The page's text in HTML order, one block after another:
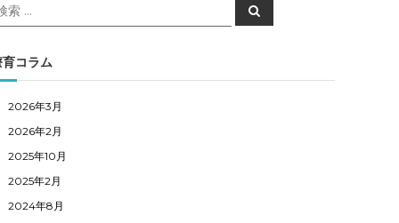
検
索
育コラム
2026年3月
2026年2月
2025年10月
2025年2月
2024年8月